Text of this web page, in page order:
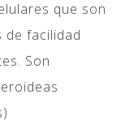
que son
de facilidad
Son